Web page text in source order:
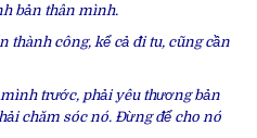
bản thân mình.
thành công, kể cả đi tu, cũng cần
trước, phải yêu thương bản
chăm sóc nó. Đừng để cho nó